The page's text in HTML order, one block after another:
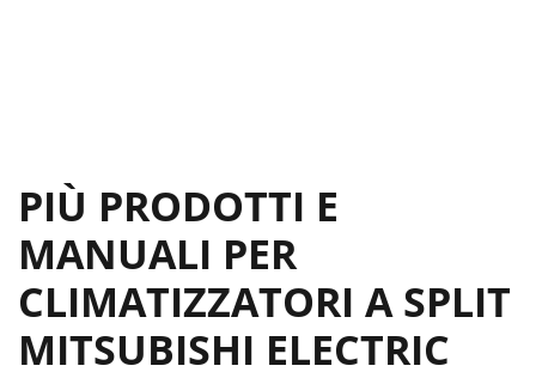
PIÙ PRODOTTI E
MANUALI PER
CLIMATIZZATORI A SPLIT
MITSUBISHI ELECTRIC